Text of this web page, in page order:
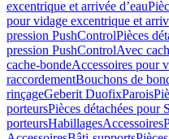
excentrique et arrivée d’eau
pour vidage excentrique et
pression PushControlPièces
pression PushControlAvec
cache-bondeAccessoires pour
raccordementBouchons de
rinçageGeberit DuofixParois
porteursPièces détachées pour
porteursHabillagesAccessoires